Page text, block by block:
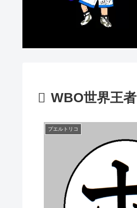
WBO世界王者
プエルトリコ